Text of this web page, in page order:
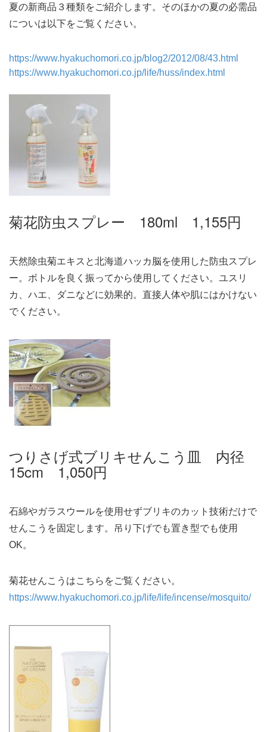
夏の新商品３種類をご紹介します。そのほかの夏の必需品
についは以下をご覧ください。
https://www.hyakuchomori.co.jp/blog2/2012/08/43.html
https://www.hyakuchomori.co.jp/life/huss/index.html
菊花防虫スプレー 180ml 1,155円
天然除虫菊エキスと北海道ハッカ脳を使用した防虫スプレ
ー。ボトルを良く振ってから使用してください。ユスリ
カ、ハエ、ダニなどに効果的。直接人体や肌にはかけない
でください。
つりさげ式ブリキせんこう皿 内径
15cm 1,050円
石綿やガラスウールを使用せずブリキのカット技術だけで
せんこうを固定します。吊り下げでも置き型でも使用
OK。
菊花せんこうはこちらをご覧ください。
https://www.hyakuchomori.co.jp/life/life/incense/mosquito/